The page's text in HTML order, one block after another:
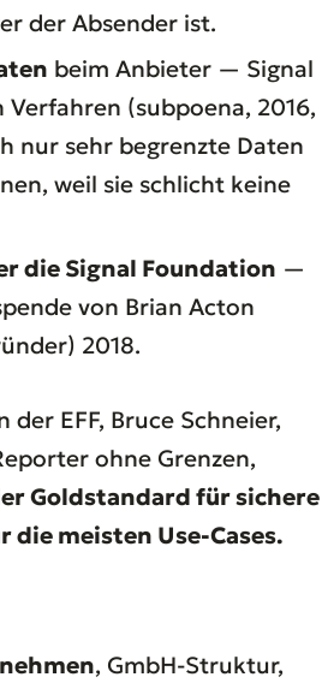
der Absender ist.
beim Anbieter — Signal
(subpoena, 2016,
nur sehr begrenzte Daten
weil sie schlicht keine
die Signal Foundation —
von Brian Acton
2018.
EFF, Bruce Schneier,
ohne Grenzen,
Goldstandard für sichere
meisten Use-Cases.
, GmbH-Struktur,